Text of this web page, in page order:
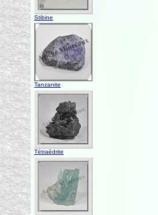
Stibine
Tanzanite
Tétraédrite